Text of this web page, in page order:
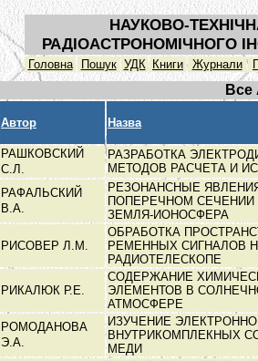
НАУКОВО-
РАДІОАСТРОНОМІЧНОГО
Головна Пошук УДК Книги Журнали
Все
Автор Назва
РАШКОВСКИЙ
С.Л.
РАЗРАБОТКА
МЕТОДОВ РАСЧЕТА И
РАФАЛЬСКИЙ
В.А.
РЕЗОНАНСНЫЕ
ПОПЕРЕЧНОМ
ЗЕМЛЯ-ИОНОСФЕРА
РИСОВЕР Л.М.
ОБРАБОТКА
РЕМЕННЫХ СИГНАЛОВ
РАДИОТЕЛЕСКОПЕ
РИКАЛЮК Р.Е.
СОДЕРЖАНИЕ
ЭЛЕМЕНТОВ В
АТМОСФЕРЕ
РОМОДАНОВА
Э.А.
ИЗУЧЕНИЕ
ВНУТРИКОМПЛЕКНЫХ
МЕДИ